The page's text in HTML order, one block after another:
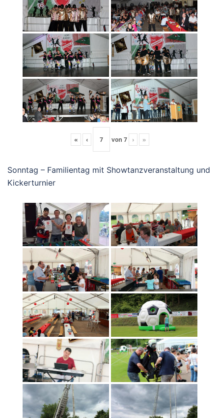
« ‹ von 7 › »
Sonntag – Familientag mit Showtanzveranstaltung und
Kickerturnier